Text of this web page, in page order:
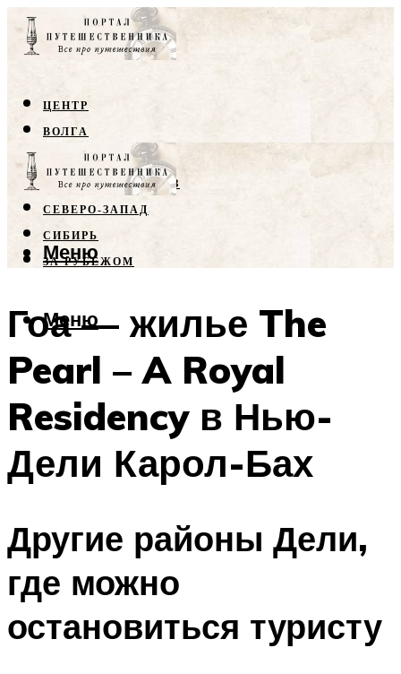
ЦЕНТР
ВОЛГА
КРЫМ
СЕВЕРНЫЙ КАВКАЗ
СЕВЕРО-ЗАПАД
СИБИРЬ
ЗА РУБЕЖОМ
Меню
Меню
Гоа — жилье The
Pearl – A Royal
Residency в Нью-
Дели Карол-Бах
Другие районы Дели,
где можно
остановиться туристу